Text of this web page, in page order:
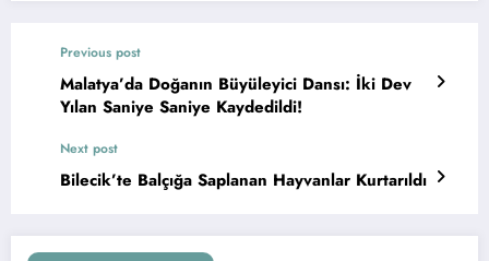
Previous post
Malatya’da Doğanın Büyüleyici Dansı: İki Dev
Yılan Saniye Saniye Kaydedildi!
Next post
Bilecik’te Balçığa Saplanan Hayvanlar Kurtarıldı